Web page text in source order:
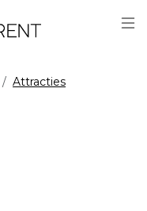
Attracties